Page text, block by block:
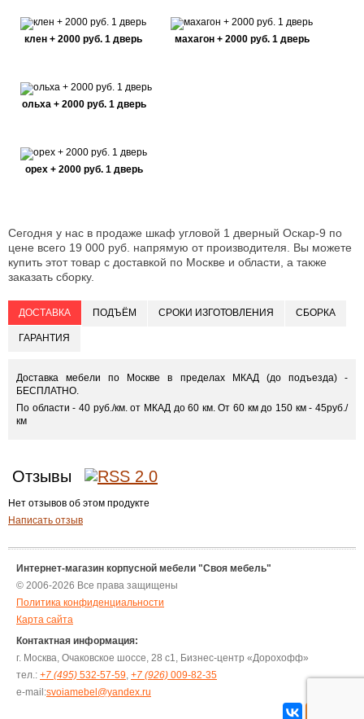
клен + 2000 руб. 1 дверь махагон + 2000 руб. 1 дверь
ольха + 2000 руб. 1 дверь
орех + 2000 руб. 1 дверь
Сегодня у нас в продаже шкаф угловой 1 дверный Оскар-9 по
цене всего 19 000 руб. напрямую от производителя. Вы можете
купить этот товар с доставкой по Москве и области, а также
заказать сборку.
ДОСТАВКА ПОДЪЁМ СРОКИ ИЗГОТОВЛЕНИЯ СБОРКА
ГАРАНТИЯ
Доставка мебели по Москве в пределах МКАД (до подъезда) -
БЕСПЛАТНО.
По области - 40 руб./км. от МКАД до 60 км. От 60 км до 150 км - 45руб./
км
Отзывы
Нет отзывов об этом продукте
Написать отзыв
Интернет-магазин корпусной мебели "Своя мебель"
© 2006-2026 Все права защищены
Политика конфиденциальности
Карта сайта
Контактная информация:
г. Москва, Очаковское шоссе, 28 с1, Бизнес-центр «Дорохофф»
тел.: +7 (495) 532-57-59, +7 (926) 009-82-35
e-mail:svoiamebel@yandex.ru